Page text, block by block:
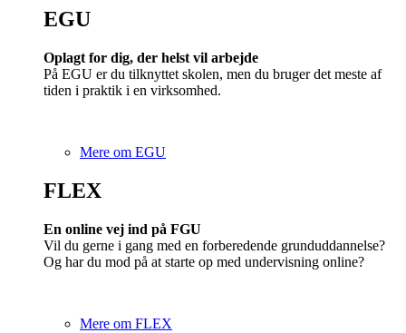
EGU​
Oplagt for dig, der helst vil arbejde
På EGU er du tilknyttet skolen, men du bruger det meste af
tiden i praktik i en virksomhed.
Mere om EGU
FLEX
En online vej ind på FGU
Vil du gerne i gang med en forberedende grunduddannelse?
Og har du mod på at starte op med undervisning online?
Mere om FLEX